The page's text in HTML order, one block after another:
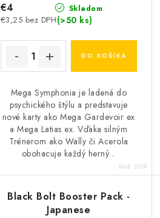
Skladom
(>50 ks)
€3,25 bez DPH
€4
DO KOŠÍKA
Mega Symphonia je ladená do
psychického štýlu a predstavuje
nové karty ako Mega Gardevoir ex
a Mega Latias ex. Vďaka silným
Trénerom ako Wally či Acerola
obohacuje každý herný...
Kód: 3129
Black Bolt Booster Pack -
Japanese